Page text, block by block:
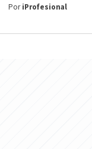
PoriProfesional